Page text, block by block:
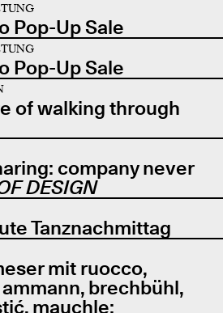
Pop-Up Sale
Pop-Up Sale
of walking through
company never
DESIGN
Tanznachmittag
mit ruocco,
brechbühl,
mauchle: